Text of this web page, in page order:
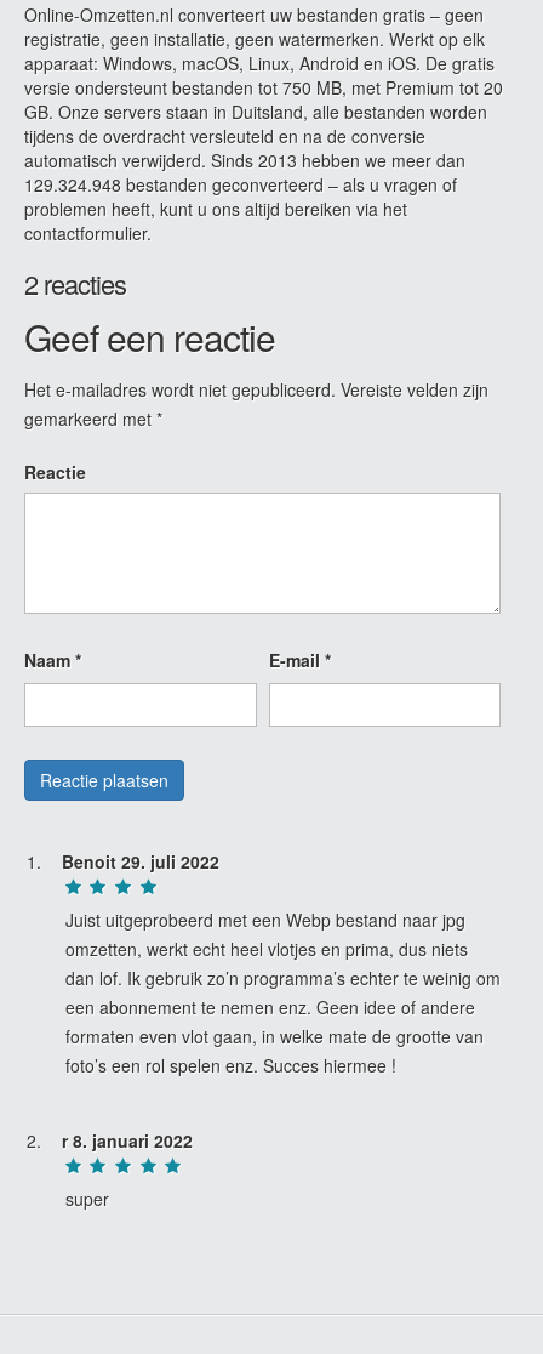
Online-Omzetten.nl converteert uw bestanden gratis – geen
registratie, geen installatie, geen watermerken. Werkt op elk
apparaat: Windows, macOS, Linux, Android en iOS. De gratis
versie ondersteunt bestanden tot 750 MB, met Premium tot 20
GB. Onze servers staan in Duitsland, alle bestanden worden
tijdens de overdracht versleuteld en na de conversie
automatisch verwijderd. Sinds 2013 hebben we meer dan
129.324.948 bestanden geconverteerd – als u vragen of
problemen heeft, kunt u ons altijd bereiken via het
contactformulier.
2 reacties
Geef een reactie
Het e-mailadres wordt niet gepubliceerd. Vereiste velden zijn
gemarkeerd met *
Reactie
Naam * E-mail *
Benoit 29. juli 2022
Juist uitgeprobeerd met een Webp bestand naar jpg
omzetten, werkt echt heel vlotjes en prima, dus niets
dan lof. Ik gebruik zo’n programma’s echter te weinig om
een abonnement te nemen enz. Geen idee of andere
formaten even vlot gaan, in welke mate de grootte van
foto’s een rol spelen enz. Succes hiermee !
r8. januari 2022
super